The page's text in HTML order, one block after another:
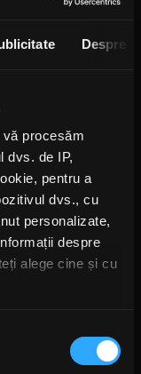
Despre
vă procesăm
dvs. de IP,
pentru a
dvs., cu
personalizate,
despre
alege cine și cu
la locația dvs.
legendele
Top) anunță
și lansează
Coast Junkie”
2021
mai celebre